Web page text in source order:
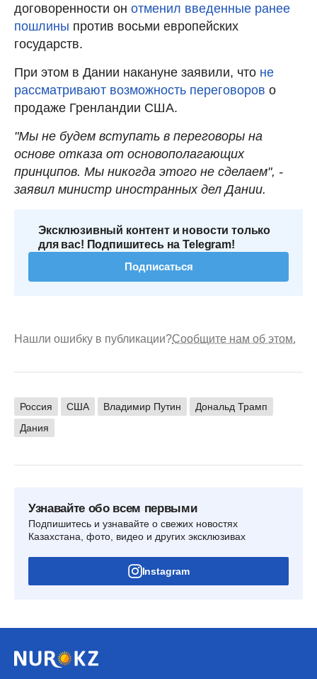
договоренности он отменил введенные ранее
пошлины против восьми европейских
государств.
При этом в Дании накануне заявили, что не
рассматривают возможность переговоров о
продаже Гренландии США.
"Мы не будем вступать в переговоры на
основе отказа от основополагающих
принципов. Мы никогда этого не сделаем", -
заявил министр иностранных дел Дании.
Эксклюзивный контент и новости только
для вас! Подпишитесь на Telegram!
Подписаться
Нашли ошибку в публикации?Сообщите нам об этом.
Россия США Владимир Путин
Дональд Трамп
Дания
Узнавайте обо всем первыми
Подпишитесь и узнавайте о свежих новостях
Казахстана, фото, видео и других эксклюзивах
Instagram